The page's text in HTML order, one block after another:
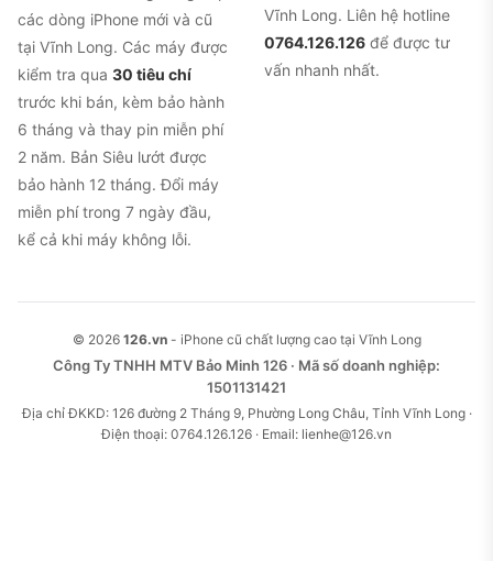
Một số máy bị phồng pin theo thời gian.Đây là
vấn đề đặc trưng của đời 12 mà cộng đồng người
dùng quốc tế phản ánh khá nhiều. Pin phồng có
thể đẩy nhẹ màn hình, nên khi mua lại cần nhìn kỹ
mặt máy có cộm, hở viền hay không.
Màn hình chỉ 60Hz, không có Always-On.
đã quen màn 90Hz hay 120Hz sẽ thấy thao tác
kém mượt hơn. Máy cũng dùng màn notch, chưa
Không có Apple Intelligence và vẫn dùng cổng
Lightning.Chip A14 không hỗ trợ các tính năng
Apple Intelligence, và máy dùng cổng Lightning
chứ không phải USB-C nên chép dữ liệu chậm
hơn.
các dòng iPhone mới và cũ
tại Vĩnh Long. Các máy được
kiểm tra qua 30 tiêu chí
trước khi bán, kèm bảo hành
6 tháng và thay pin miễn phí
2 năm. Bản Siêu lướt được
bảo hành 12 tháng. Đổi máy
miễn phí trong 7 ngày đầu,
kể cả khi máy không lỗi.
Vĩnh Long. Liên hệ hotline
0764.126.126 để được tư
vấn nhanh nhất.
© 2026 126.vn- iPhone cũ chất lượng cao tại Vĩnh Long
Công Ty TNHH MTV Bảo Minh 126 · Mã số doanh nghiệp:
1501131421
Địa chỉ ĐKKD: 126 đường 2 Tháng 9, Phường Long Châu, Tỉnh Vĩnh Long ·
Điện thoại: 0764.126.126 · Email: lienhe@126.vn